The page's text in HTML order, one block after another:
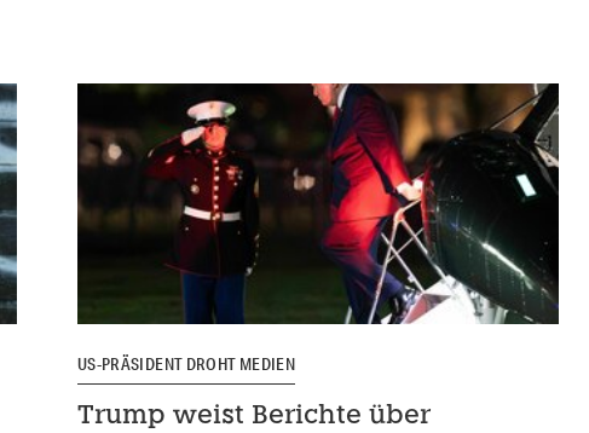
US-PRÄSIDENT DROHT MEDIEN
Trump weist Berichte über